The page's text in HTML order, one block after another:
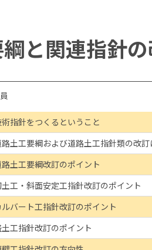
と関連指針
術指針をつくるということ
路土工要綱および道路土工指針類の改訂
路土工要綱改訂のポイント
工・斜面安定工指針改訂のポイント
ルバート工指針改訂のポイント
工指針改訂のポイント